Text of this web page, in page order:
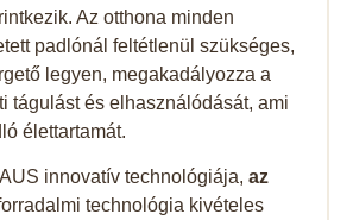
Az otthona minden
padlónál feltétlenül szükséges,
legyen, megakadályozza a
tágulást és elhasználódását, ami
élettartamát.
innovatív technológiája, az
technológia kivételes